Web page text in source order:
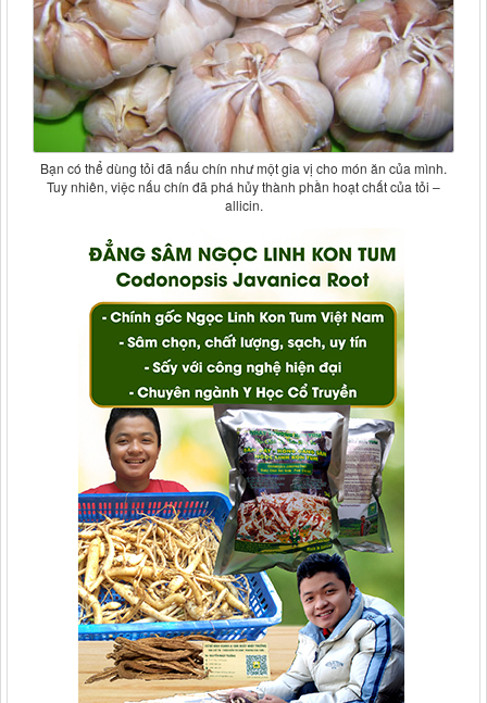
Bạn có thể dùng tỏi đã nấu chín như một gia vị cho món ăn của mình.
Tuy nhiên, việc nấu chín đã phá hủy thành phần hoạt chất của tỏi –
allicin.